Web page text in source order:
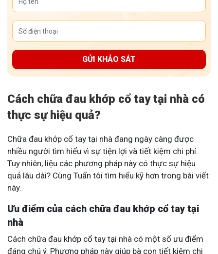
GỬI KHẢO SÁT
Cách chữa đau khớp cổ tay tại nhà có
thực sự hiệu quả?
Chữa đau khớp cổ tay tại nhà đang ngày càng được
nhiều người tìm hiểu vì sự tiện lợi và tiết kiệm chi phí.
Tuy nhiên, liệu các phương pháp này có thực sự hiệu
quả lâu dài? Cùng Tuấn tôi tìm hiểu kỹ hơn trong bài viết
này.
Ưu điểm của cách chữa đau khớp cổ tay tại
nhà
Cách chữa đau khớp cổ tay tại nhà có một số ưu điểm
đáng chú ý. Phương pháp này giúp bà con tiết kiệm chi